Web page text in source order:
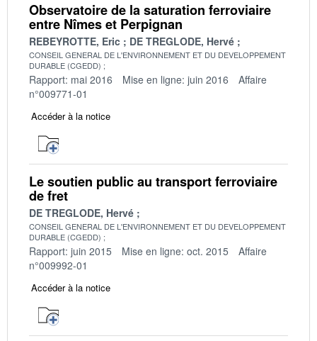
Observatoire de la saturation ferroviaire
entre Nîmes et Perpignan
REBEYROTTE, Eric DE TREGLODE, Hervé
CONSEIL GENERAL DE L'ENVIRONNEMENT ET DU DEVELOPPEMENT
DURABLE (CGEDD)
Rapport: mai 2016 Mise en ligne: juin 2016
Affaire
n°009771-01
Accéder à la notice
Le soutien public au transport ferroviaire
de fret
DE TREGLODE, Hervé
CONSEIL GENERAL DE L'ENVIRONNEMENT ET DU DEVELOPPEMENT
DURABLE (CGEDD)
Rapport: juin 2015 Mise en ligne: oct. 2015
Affaire
n°009992-01
Accéder à la notice